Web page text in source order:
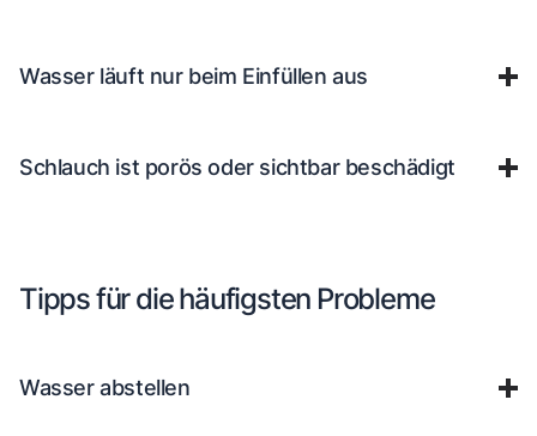
Wasser läuft nur beim Einfüllen aus
Schlauch ist porös oder sichtbar beschädigt
Tipps für die häufigsten Probleme
Wasser abstellen